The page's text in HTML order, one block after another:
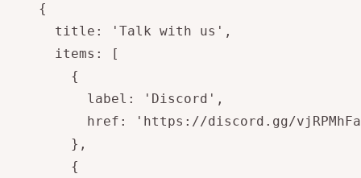
    {
      title: 'Talk with us',
      items: [
        {
          label: 'Discord',
href: 'https://discord.gg/
        },
        {